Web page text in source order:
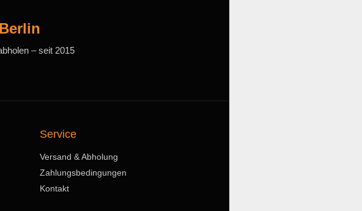
– seit 2015
Service
Versand & Abholung
Zahlungsbedingungen
Kontakt